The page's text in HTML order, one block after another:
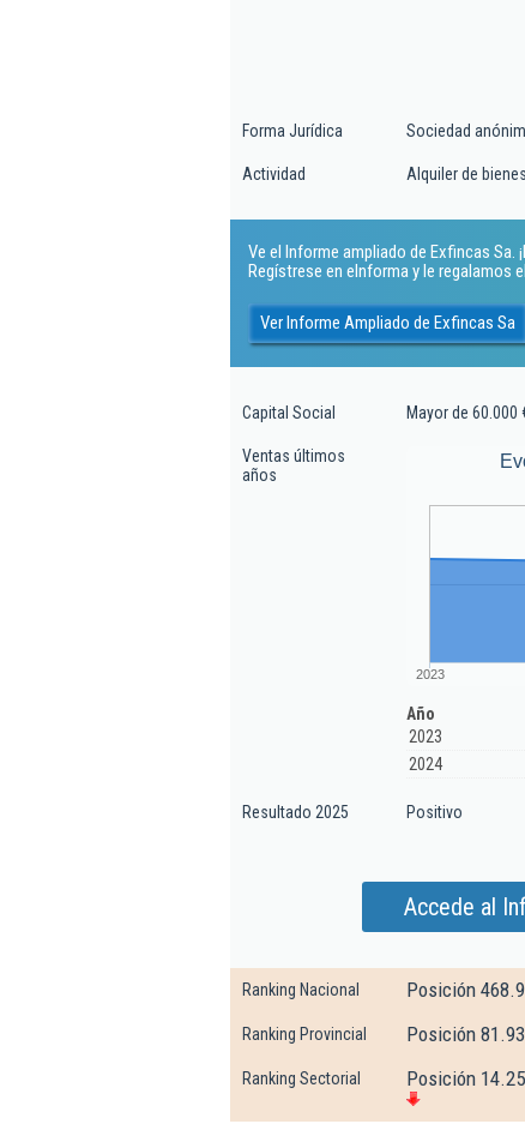
Forma Jurídica Sociedad
Actividad Alquiler de
Ve el Informe ampliado de Exfincas Sa.
Regístrese en eInforma y le regalamos
Ver Informe Ampliado de Exfincas Sa
Capital Social Mayor de 60.000
Ventas últimos
años
2023
Año
2023
2024
Resultado 2025 Positivo
Accede al
Ranking Nacional Posición
Ranking Provincial Posición
Ranking Sectorial Posición